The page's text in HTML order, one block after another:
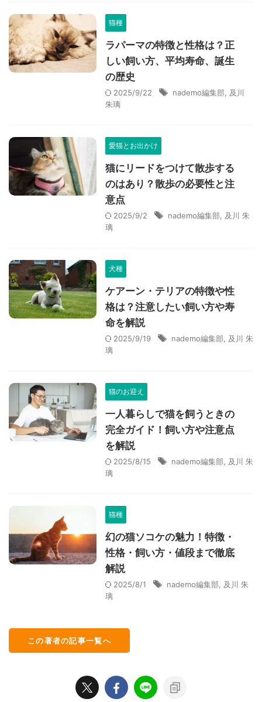
猫種
ラパーマの特徴と性格は？正
しい飼い方、平均寿命、誕生
の歴史
2025/9/22 nademo編集部, 及川
朱璃
愛猫とお出かけ
猫にリードをつけて散歩する
のはあり？散歩の必要性と注
意点
2025/9/2 nademo編集部, 及川 朱
璃
犬種
ケアーン・テリアの特徴や性
格は？注意したい飼い方や寿
命を解説
2025/9/19 nademo編集部, 及川 朱
璃
猫のお迎え
一人暮らしで猫を飼うときの
完全ガイド！飼い方や注意点
を解説
2025/8/15 nademo編集部, 及川 朱
璃
猫種
幻の猫ソコケの魅力！特徴・
性格・飼い方・値段まで徹底
解説
2025/8/1 nademo編集部, 及川 朱
璃
この著者の記事一覧へ